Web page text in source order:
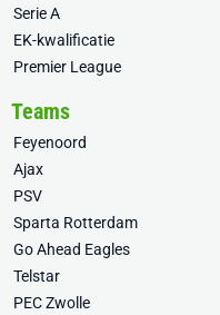
Serie A
EK-kwalificatie
Premier League
Teams
Feyenoord
Ajax
PSV
Sparta Rotterdam
Go Ahead Eagles
Telstar
PEC Zwolle